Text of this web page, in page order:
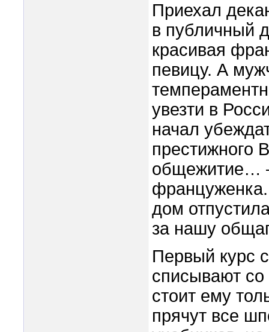
Приехал
в публичный
красивая
певицу. А
увезти в
начал
престижного
общежитие…
дом
за нашу
Первый курс
списывают со
стоит ему
прячут все